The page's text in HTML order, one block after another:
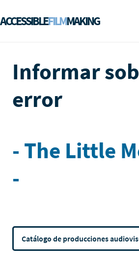
ACCESSIBLEFILMMAKING
Informar
error
- The Little
-
Catálogo de producciones